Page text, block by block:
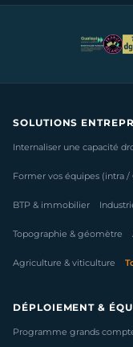
SOLUTIONS
Internaliser une capacité
Former vos équipes (intra /
BTP & immobilier
Topographie & géomètre
Agriculture & viticulture
DÉPLOIEMENT &
Programme grands